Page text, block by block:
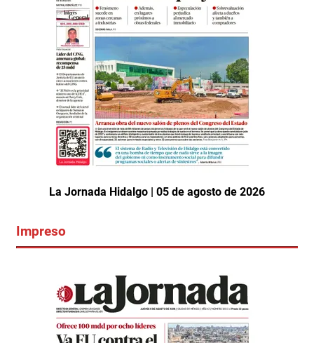
La Jornada Hidalgo | 05 de agosto de 2026
Impreso